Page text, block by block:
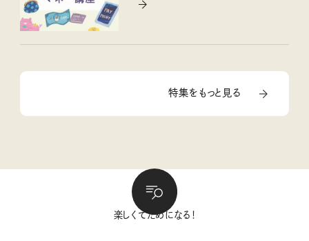
特集をもっと見る
楽しくてためになる！